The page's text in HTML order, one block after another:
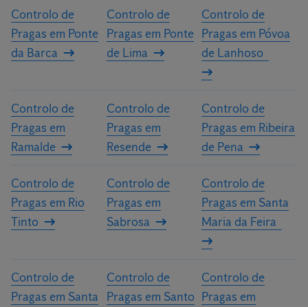
Controlo de
Pragas em Ponte
da Barca
Controlo de
Pragas em Ponte
de Lima
Controlo de
Pragas em Póvoa
de Lanhoso
Controlo de
Pragas em
Ramalde
Controlo de
Pragas em
Resende
Controlo de
Pragas em Ribeira
de Pena
Controlo de
Pragas em Rio
Tinto
Controlo de
Pragas em
Sabrosa
Controlo de
Pragas em Santa
Maria da Feira
Controlo de
Pragas em Santa
Controlo de
Pragas em Santo
Controlo de
Pragas em